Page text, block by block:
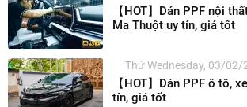
【HOT】Dán PPF nội
Ma Thuột uy tín, giá tốt
Thứ Wednesday, 03/02/
【HOT】Dán PPF ô tô,
tín, giá tốt